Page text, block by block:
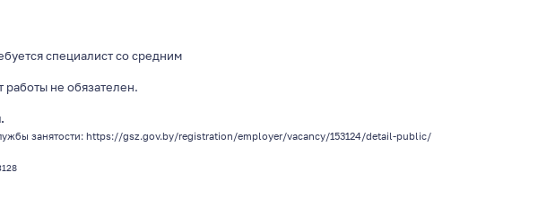
специалист со средним
не обязателен.
занятости: https://gsz.gov.by/registration/employer/vacancy/153124/detail-public/